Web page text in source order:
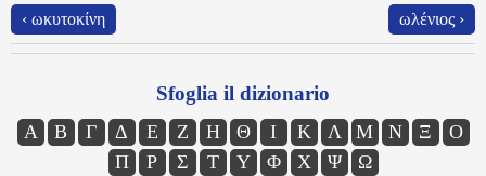
‹ ωκυτοκίνη ωλένιος ›
Sfoglia il dizionario
Α Β Γ Δ Ε Ζ Η Θ Ι Κ Λ Μ Ν Ξ
Ο
Π
Ρ Σ Τ Υ Φ Χ Ψ Ω